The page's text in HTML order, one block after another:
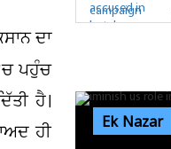
ਦਾ
ਪਹੁੰਚ
ਹੈ।
ਹੀ
Ek Nazar